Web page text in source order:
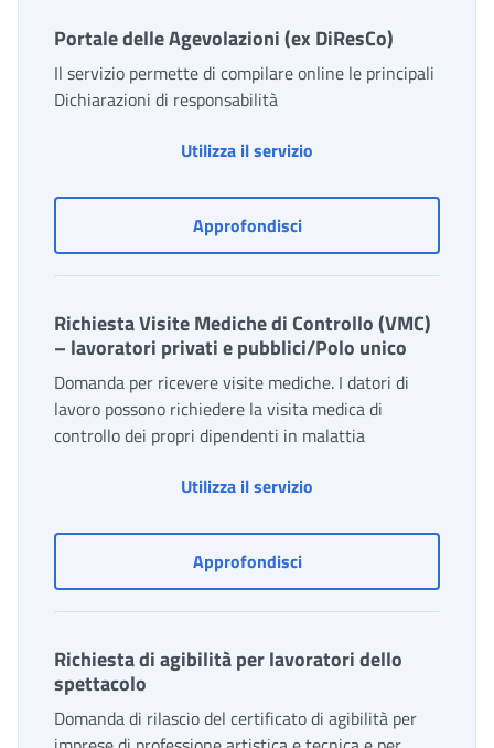
Portale delle Agevolazioni (ex DiResCo)
Il servizio permette di compilare online le principali
Dichiarazioni di responsabilità
Utilizza il servizio
ApprofondisciPortale delle
Richiesta Visite Mediche di Controllo (VMC)
– lavoratori privati e pubblici/Polo unico
Domanda per ricevere visite mediche. I datori di
lavoro possono richiedere la visita medica di
controllo dei propri dipendenti in malattia
Utilizza il servizio
ApprofondisciRichiesta Visite
Richiesta di agibilità per lavoratori dello
spettacolo
Domanda di rilascio del certificato di agibilità per